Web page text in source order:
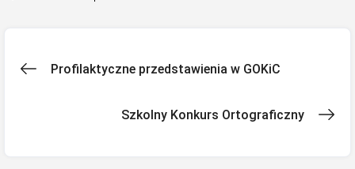
Nawigacja
Profilaktyczne przedstawienia w GOKiC
Szkolny Konkurs Ortograficzny